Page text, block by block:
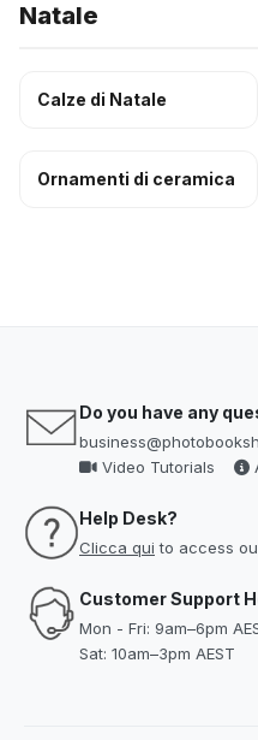
Natale
Calze di Natale
Ornamenti di ceramica
Do you have any
Video Tutorials
Help Desk?
Clicca qui to access
Customer Support
Mon - Fri: 9am–6pm
Sat: 10am–3pm AEST